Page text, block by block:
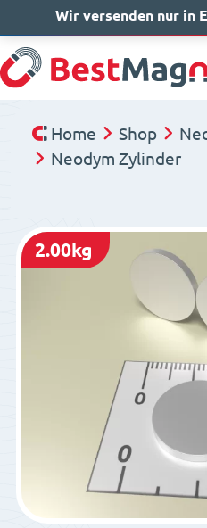
Home Shop
Neodym Zylinder
2.00kg
Wir versenden nur in